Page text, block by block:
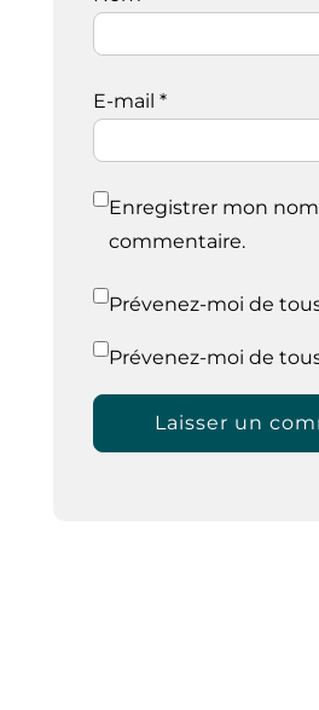
E-mail *
Enregistrer mon
commentaire.
Prévenez-moi de
Prévenez-moi de